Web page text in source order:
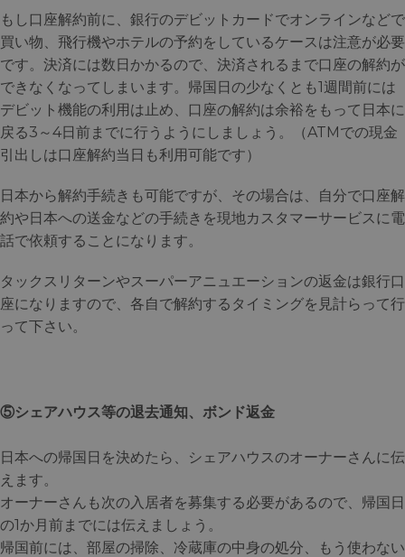
もし口座解約前に、銀行のデビットカードでオンラインなどで
買い物、飛行機やホテルの予約をしているケースは注意が必要
です。決済には数日かかるので、決済されるまで口座の解約が
できなくなってしまいます。帰国日の少なくとも1週間前には
デビット機能の利用は止め、口座の解約は余裕をもって日本に
戻る3～4日前までに行うようにしましょう。（ATMでの現金
引出しは口座解約当日も利用可能です）
日本から解約手続きも可能ですが、その場合は、自分で口座解
約や日本への送金などの手続きを現地カスタマーサービスに電
話で依頼することになります。
タックスリターンやスーパーアニュエーションの返金は銀行口
座になりますので、各自で解約するタイミングを見計らって行
って下さい。
⑤シェアハウス等の退去通知、ボンド返金
日本への帰国日を決めたら、シェアハウスのオーナーさんに伝
えます。
オーナーさんも次の入居者を募集する必要があるので、帰国日
の1か月前までには伝えましょう。
帰国前には、部屋の掃除、冷蔵庫の中身の処分、もう使わない